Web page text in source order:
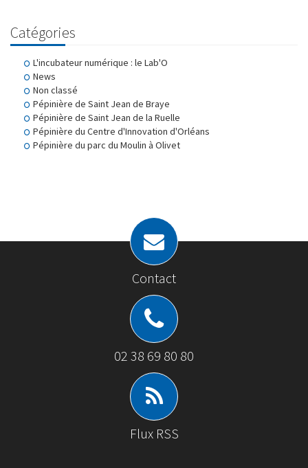
Catégories
L'incubateur numérique : le Lab'O
News
Non classé
Pépinière de Saint Jean de Braye
Pépinière de Saint Jean de la Ruelle
Pépinière du Centre d'Innovation d'Orléans
Pépinière du parc du Moulin à Olivet
Contact
02 38 69 80 80
Flux RSS